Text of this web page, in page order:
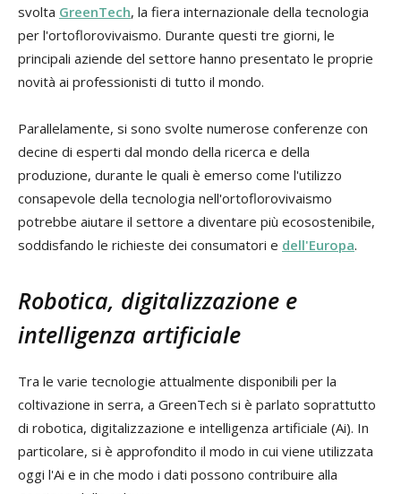
svolta GreenTech, la fiera internazionale della tecnologia
per l'ortoflorovivaismo. Durante questi tre giorni, le
principali aziende del settore hanno presentato le proprie
novità ai professionisti di tutto il mondo.
Parallelamente, si sono svolte numerose conferenze con
decine di esperti dal mondo della ricerca e della
produzione, durante le quali è emerso come l'utilizzo
consapevole della tecnologia nell'ortoflorovivaismo
potrebbe aiutare il settore a diventare più ecosostenibile,
soddisfando le richieste dei consumatori e dell'Europa.
Robotica, digitalizzazione e
intelligenza artificiale
Tra le varie tecnologie attualmente disponibili per la
coltivazione in serra, a GreenTech si è parlato soprattutto
di robotica, digitalizzazione e intelligenza artificiale (Ai). In
particolare, si è approfondito il modo in cui viene utilizzata
oggi l'Ai e in che modo i dati possono contribuire alla